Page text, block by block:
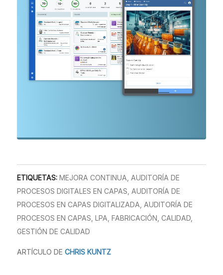
ETIQUETAS: MEJORA CONTINUA AUDITORÍA DE
PROCESOS DIGITALES EN CAPAS AUDITORÍA DE
PROCESOS EN CAPAS DIGITALIZADA AUDITORÍA DE
PROCESOS EN CAPAS LPA FABRICACIÓN CALIDAD,
GESTIÓN DE CALIDAD
ARTÍCULO DE CHRIS KUNTZ